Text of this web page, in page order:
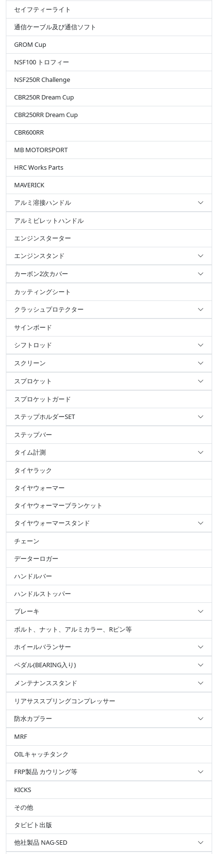
セイフティーライト
通信ケーブル及び通信ソフト
GROM Cup
NSF100 トロフィー
NSF250R Challenge
CBR250R Dream Cup
CBR250RR Dream Cup
CBR600RR
MB MOTORSPORT
HRC Works Parts
MAVERICK
アルミ溶接ハンドル
アルミビレットハンドル
エンジンスターター
エンジンスタンド
カーボン2次カバー
カッティングシート
クラッシュプロテクター
サインボード
シフトロッド
スクリーン
スプロケット
スプロケットガード
ステップホルダーSET
ステップバー
タイム計測
タイヤラック
タイヤウォーマー
タイヤウォーマーブランケット
タイヤウォーマースタンド
チェーン
データーロガー
ハンドルバー
ハンドルストッパー
ブレーキ
ボルト、ナット、アルミカラー、Rピン等
ホイールバランサー
ペダル(BEARING入り)
メンテナンススタンド
リアサススプリングコンプレッサー
防水カプラー
MRF
OILキャッチタンク
FRP製品 カウリング等
KICKS
その他
タビビト出版
他社製品 NAG-SED